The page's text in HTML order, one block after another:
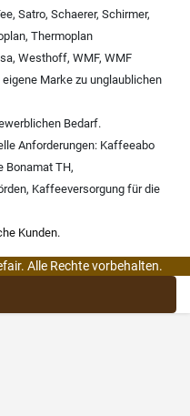
, Satro, Schaerer, Schirmer,
, Thermoplan
, Westhoff, WMF, WMF
eigene Marke zu unglaublichen
Bedarf.
Anforderungen: Kaffeeabo
Bonamat TH,
, Kaffeeversorgung für die
Kunden.
Alle Rechte vorbehalten.